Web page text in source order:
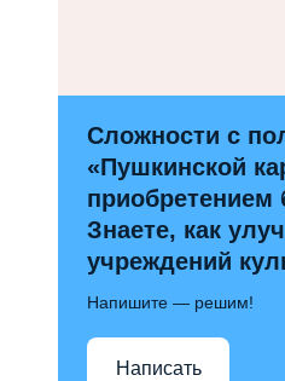
Сложности с
«Пушкинской
приобретением
Знаете, как
учреждений
Напишите — решим!
Написать